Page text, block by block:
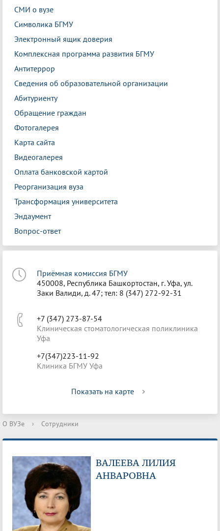
СМИ о вузе
Символика БГМУ
Электронный ящик доверия
Комплексная программа развития БГМУ
Антитеррор
Сведения об образовательной организации
Абитуриенту
Обращение граждан
Фотогалерея
Карта сайта
Видеогалерея
Оплата банковской картой
Реорганизация вуза
Трансформация университета
Эндаумент
Вопрос-ответ
Приёмная комиссия БГМУ
450008, Республика Башкортостан, г. Уфа, ул.
Заки Валиди, д. 47; тел: 8 (347) 272-92-31
+7 (347) 273-87-54
Клиническая стоматологическая поликлиника
Уфа
+7(347)223-11-92
Клиника БГМУ Уфа
Показать на карте
О ВУЗе › Сотрудники
ВАЛЕЕВА ЛИЛИЯ
АНВАРОВНА